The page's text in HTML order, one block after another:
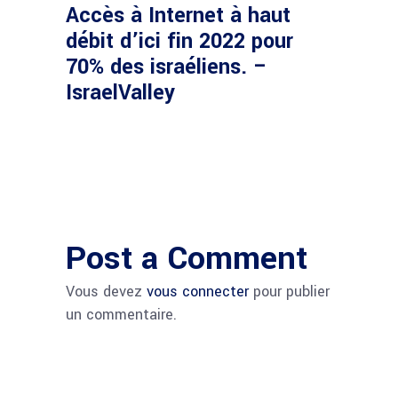
Accès à Internet à haut
débit d’ici fin 2022 pour
70% des israéliens. –
IsraelValley
Post a Comment
Vous devez vous connecterpour publier
un commentaire.